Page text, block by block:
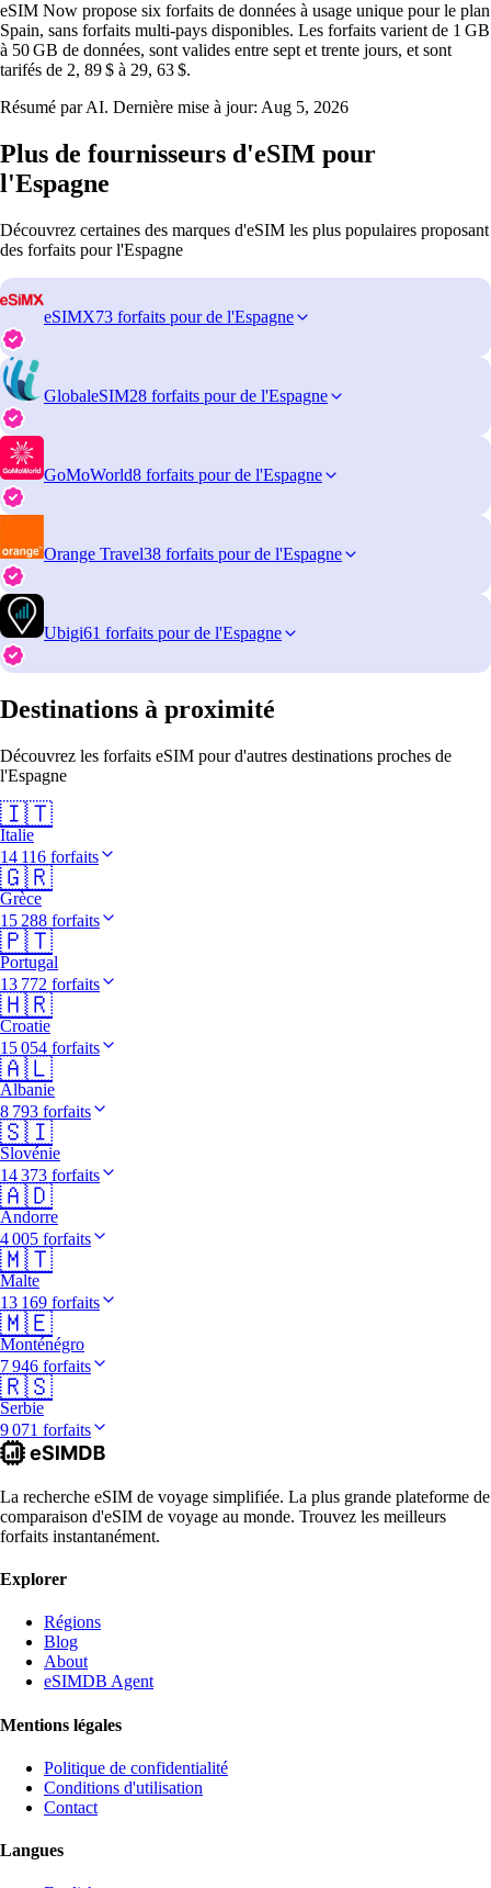
eSIM Now propose six forfaits de données à usage unique pour le plan
Spain, sans forfaits multi‑pays disponibles. Les forfaits varient de 1 GB
à 50 GB de données, sont valides entre sept et trente jours, et sont
tarifés de 2, 89 $ à 29, 63 $.
Résumé par AI. Dernière mise à jour: Aug 5, 2026
Plus de fournisseurs d'eSIM pour
l'Espagne
Découvrez certaines des marques d'eSIM les plus populaires proposant
des forfaits pour l'Espagne
eSIMX73 forfaits pour de l'Espagne
GlobaleSIM28 forfaits pour de l'Espagne
GoMoWorld8 forfaits pour de l'Espagne
Orange Travel38 forfaits pour de l'Espagne
Ubigi61 forfaits pour de l'Espagne
Destinations à proximité
Découvrez les forfaits eSIM pour d'autres destinations proches de
l'Espagne
🇮🇹
Italie
14 116 forfaits
🇬🇷
Grèce
15 288 forfaits
🇵🇹
Portugal
13 772 forfaits
🇭🇷
Croatie
15 054 forfaits
🇦🇱
Albanie
8 793 forfaits
🇸🇮
Slovénie
14 373 forfaits
🇦🇩
Andorre
4 005 forfaits
🇲🇹
Malte
13 169 forfaits
🇲🇪
Monténégro
7 946 forfaits
🇷🇸
Serbie
9 071 forfaits
La recherche eSIM de voyage simplifiée. La plus grande plateforme de
comparaison d'eSIM de voyage au monde. Trouvez les meilleurs
forfaits instantanément.
Explorer
Régions
Blog
About
eSIMDB Agent
Mentions légales
Politique de confidentialité
Conditions d'utilisation
Contact
Langues